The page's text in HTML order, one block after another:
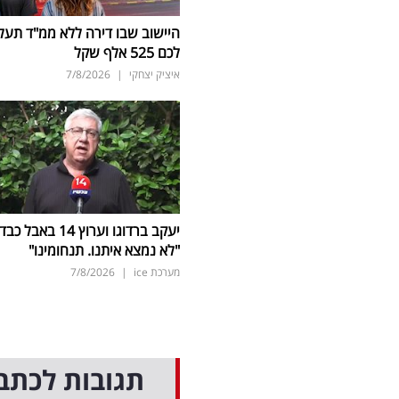
היישוב שבו דירה ללא ממ"ד
לכם 525 אלף שקל
איציק יצחקי |
7/8/2026
יעקב ברדוגו וערוץ 14 באבל
"לא נמצא איתנו. תנחומינו"
מערכת ice |
7/8/2026
תגובות